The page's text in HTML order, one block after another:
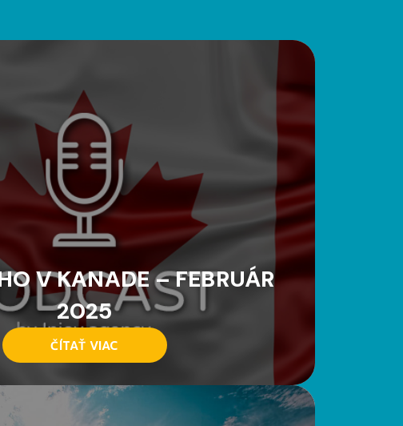
V KANADE – FEBRUÁR
2025
ČÍTAŤ VIAC